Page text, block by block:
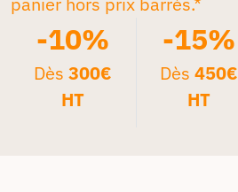
-10%
Dès300€
HT
-15%
Dès 450€
HT